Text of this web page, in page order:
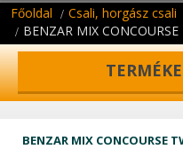
Főoldal Csali, horgász csali
BENZAR MIX
BENZAR MIX CONCOURSE